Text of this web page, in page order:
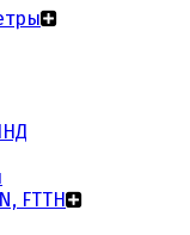
FTTH